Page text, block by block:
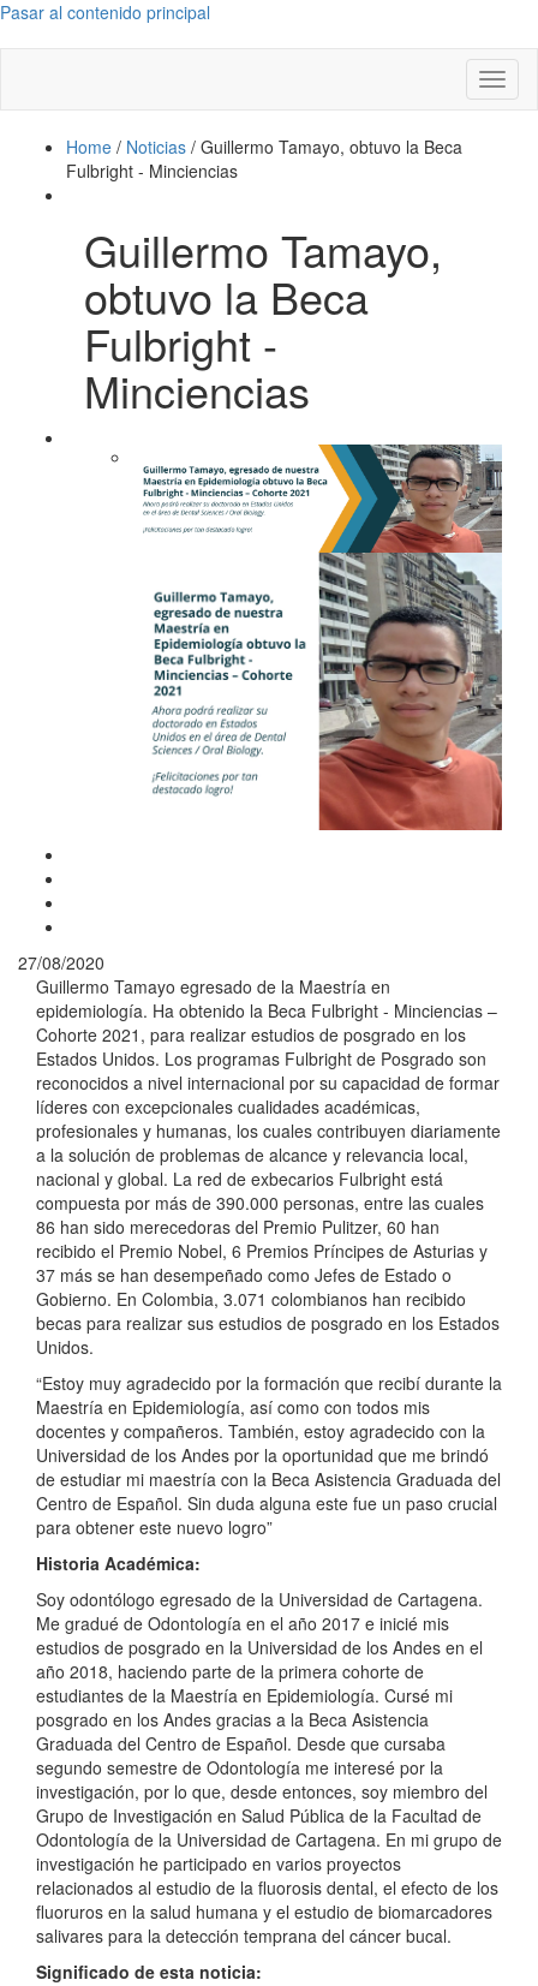
Pasar al contenido principal
Home / Noticias / Guillermo Tamayo, obtuvo la Beca
Fulbright - Minciencias
Guillermo Tamayo,
obtuvo la Beca
Fulbright -
Minciencias
27/08/2020
Guillermo Tamayo egresado de la Maestría en
epidemiología. Ha obtenido la Beca Fulbright - Minciencias –
Cohorte 2021, para realizar estudios de posgrado en los
Estados Unidos. Los programas Fulbright de Posgrado son
reconocidos a nivel internacional por su capacidad de formar
líderes con excepcionales cualidades académicas,
profesionales y humanas, los cuales contribuyen diariamente
a la solución de problemas de alcance y relevancia local,
nacional y global. La red de exbecarios Fulbright está
compuesta por más de 390.000 personas, entre las cuales
86 han sido merecedoras del Premio Pulitzer, 60 han
recibido el Premio Nobel, 6 Premios Príncipes de Asturias y
37 más se han desempeñado como Jefes de Estado o
Gobierno. En Colombia, 3.071 colombianos han recibido
becas para realizar sus estudios de posgrado en los Estados
Unidos.
“Estoy muy agradecido por la formación que recibí durante la
Maestría en Epidemiología, así como con todos mis
docentes y compañeros. También, estoy agradecido con la
Universidad de los Andes por la oportunidad que me brindó
de estudiar mi maestría con la Beca Asistencia Graduada del
Centro de Español. Sin duda alguna este fue un paso crucial
para obtener este nuevo logro”
Historia Académica:
Soy odontólogo egresado de la Universidad de Cartagena.
Me gradué de Odontología en el año 2017 e inicié mis
estudios de posgrado en la Universidad de los Andes en el
año 2018, haciendo parte de la primera cohorte de
estudiantes de la Maestría en Epidemiología. Cursé mi
posgrado en los Andes gracias a la Beca Asistencia
Graduada del Centro de Español. Desde que cursaba
segundo semestre de Odontología me interesé por la
investigación, por lo que, desde entonces, soy miembro del
Grupo de Investigación en Salud Pública de la Facultad de
Odontología de la Universidad de Cartagena. En mi grupo de
investigación he participado en varios proyectos
relacionados al estudio de la fluorosis dental, el efecto de los
fluoruros en la salud humana y el estudio de biomarcadores
salivares para la detección temprana del cáncer bucal.
Significado de esta noticia: